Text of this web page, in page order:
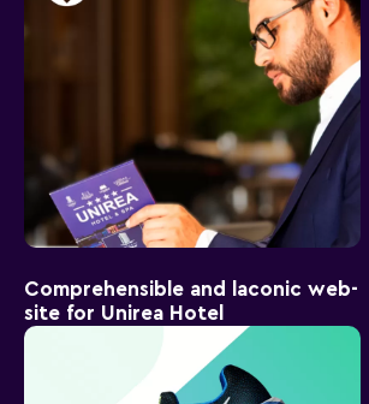
Comprehensible and laconic web-
site for Unirea Hotel